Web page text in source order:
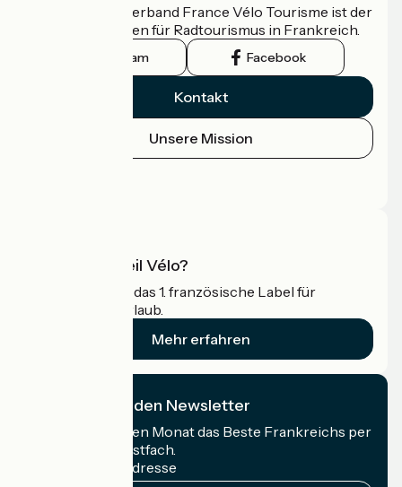
Der nationale Verband France Vélo Tourisme ist der
offizielle Leitfaden für Radtourismus in Frankreich.
Instagram Facebook
Kontakt
Unsere Mission
Was ist Accueil Vélo?
Accueil Vélo ist das 1. französische Label für
Radfahrer im Urlaub.
Mehr erfahren
Ich abonniere den Newsletter
Erhalten Sie jeden Monat das Beste Frankreichs per
Rad in Ihrem Postfach.
Meine E-Mail-Adresse